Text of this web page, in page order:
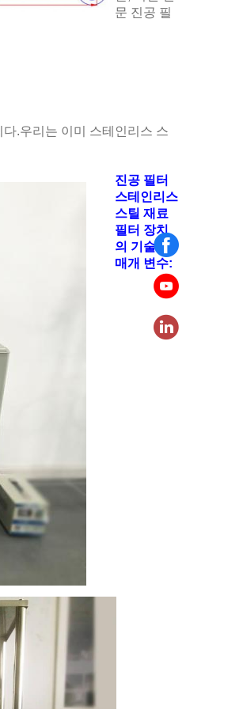
문 진공 필
.우리는 이미 스테인리스 스
진공 필터
스테인리스
스틸 재료
필터 장치
의 기술적
매개 변수: